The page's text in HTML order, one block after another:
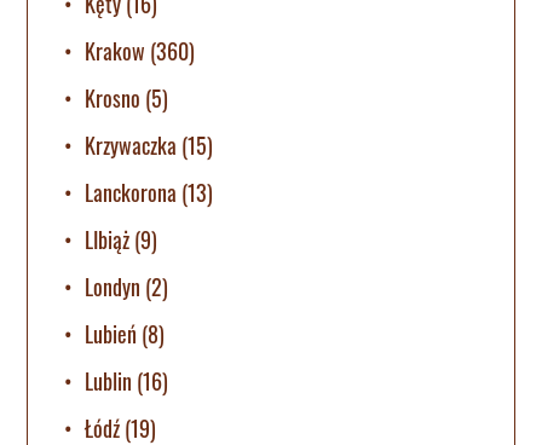
Krakow (360)
Krosno (5)
Krzywaczka (15)
Lanckorona (13)
LIbiąż(9)
Londyn (2)
Lubień (8)
Lublin (16)
Łódź(19)